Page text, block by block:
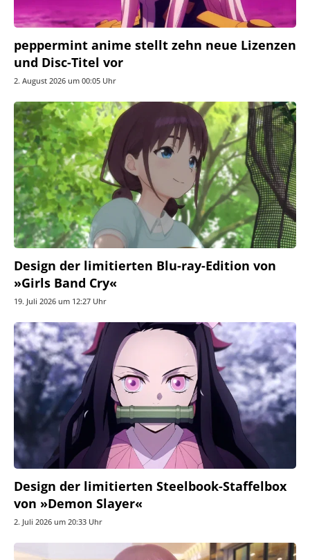
peppermint anime stellt zehn neue Lizenzen
und Disc-Titel vor
2. August 2026 um 00:05 Uhr
Design der limitierten Blu-ray-Edition von
»Girls Band Cry«
19. Juli 2026 um 12:27 Uhr
Design der limitierten Steelbook-Staffelbox
von »Demon Slayer«
2. Juli 2026 um 20:33 Uhr